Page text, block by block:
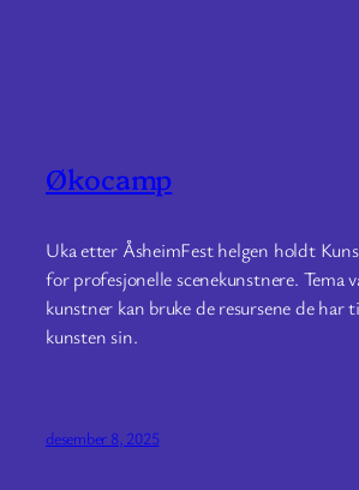
Økocamp
Uka etter ÅsheimFest helgen holdt
for profesjonelle scenekunstnere. Tema
kunstner kan bruke de resursene de har
kunsten sin.
desember 8, 2025